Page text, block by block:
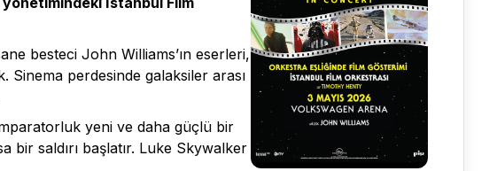
besteci John Williams’ın eserleri,
perdesinde galaksiler arası
yeni ve daha güçlü bir
bir saldırı başlatır. Luke Skywalker